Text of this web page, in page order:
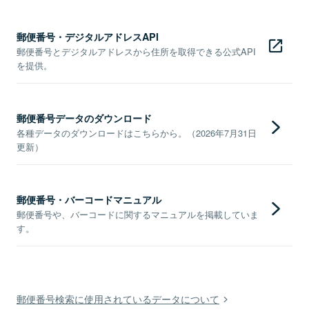
郵便番号・デジタルアドレスAPI
郵便番号とデジタルアドレスから住所を取得できる公式API
を提供。
郵便番号データのダウンロード
各種データのダウンロードはこちらから。（2026年7月31日
更新）
郵便番号・バーコードマニュアル
郵便番号や、バーコードに関するマニュアルを掲載していま
す。
郵便番号検索に使用されているデータについて